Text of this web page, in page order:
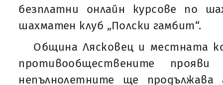
безплатни онлайн курсове по
шахматен клуб „Полски гамбит“.
Община Лясковец и местната
противообществените
непълнолетните ще продължава